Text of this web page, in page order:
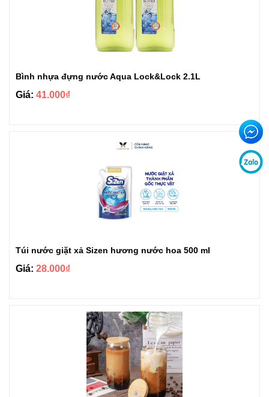
Bình nhựa đựng nước Aqua Lock&Lock 2.1L
Giá: 41.000₫
Túi nước giặt xả Sizen hương nước hoa 500 ml
Giá: 28.000₫